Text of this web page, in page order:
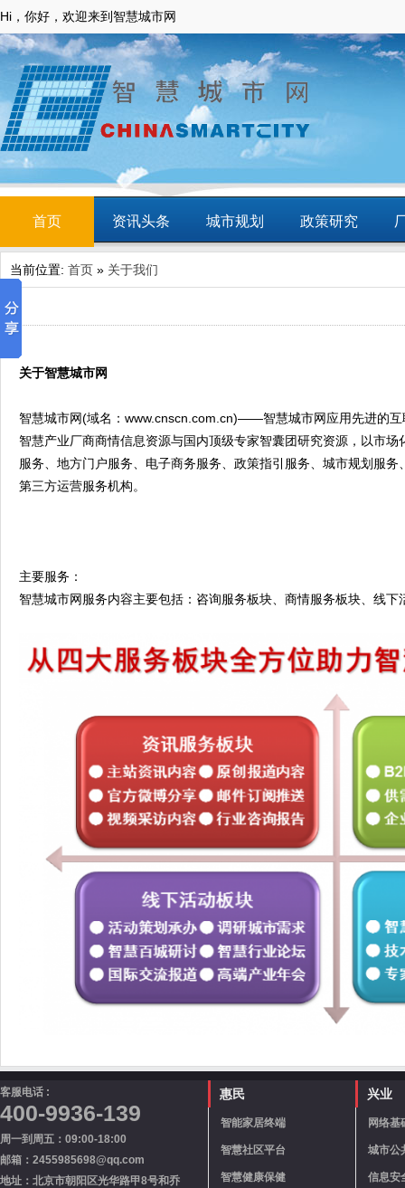
Hi，你好，欢迎来到智慧城市网
首页 资讯头条 城市规划 政策研究
动态 智慧应用
当前位置: 首页 » 关于我们
关于智慧城市网
智慧城市网(域名：www.cnscn.com.cn)——智慧城市网应用先进的
智慧产业厂商商情信息资源与国内顶级专家智囊团研究资源，以市
服务、地方门户服务、电子商务服务、政策指引服务、城市规划服
第三方运营服务机构。
主要服务：
智慧城市网服务内容主要包括：咨询服务板块、商情服务板块、线下
客服电话 :
400-9936-139
周一到周五：09:00-18:00
邮箱：2455985698@qq.com
地址：北京市朝阳区光华路甲8号和乔
惠民
智能家居终端
智慧社区平台
智慧健康保健
兴业
网络基
城市公
信息安